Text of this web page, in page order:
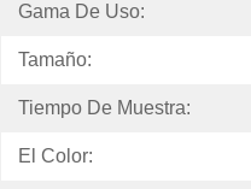
Gama De Uso:
Tamaño:
Tiempo De Muestra:
El Color: